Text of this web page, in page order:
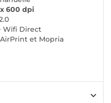
600 dpi
Wifi Direct
et Mopria